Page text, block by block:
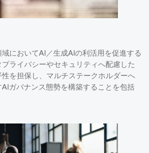
においてAI／生成AIの利活用を促進する
ライバシーやセキュリティへ配慮した
性を担保し、マルチステークホルダーへ
ガバナンス態勢を構築することを包括